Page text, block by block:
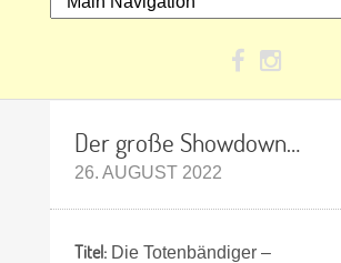
Der große Showdown…
26. AUGUST 2022
Titel: Die Totenbändiger –